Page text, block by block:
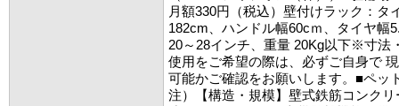
月額330円（税込）壁付けラック：タ
182cm、ハンドル幅60cｍ、タイヤ幅
20～28インチ、重量 20Kg以下※寸法
使用をご希望の際は、必ずご自身で
可能かご確認をお願いします。■ペッ
注）【構造・規模】壁式鉄筋コンク